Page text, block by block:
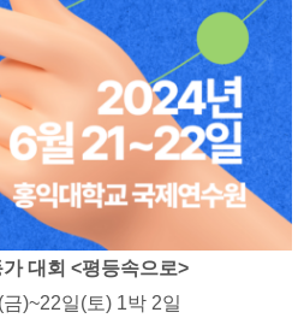
대회 <평등속으로>
)~22일(토) 1박 2일